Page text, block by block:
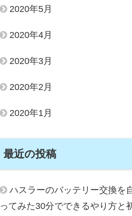
2020年5月
2020年4月
2020年3月
2020年2月
2020年1月
最近の投稿
ハスラーのバッテリー交換を
ってみた30分でできるやり方と